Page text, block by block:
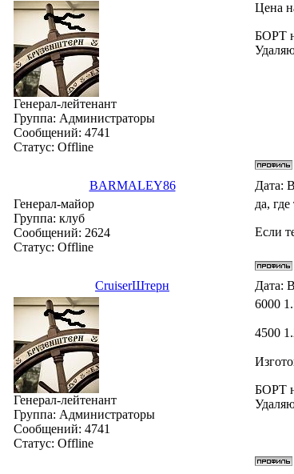
Генерал-лейтенант
Группа: Администраторы
Сообщений: 4741
Статус: Offline
Цена
БОРТ
BARMALEY86 Дата:
Генерал-майор
Группа: клуб
Сообщений: 2624
Статус: Offline
да,
Если
СruiserШтерн Дата:
Генерал-лейтенант
Группа: Администраторы
Сообщений: 4741
Статус: Offline
6000
4500
БОРТ